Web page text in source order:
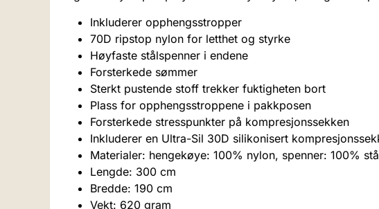
Inkluderer opphengsstropper
70D ripstop nylon for letthet og styrke
Høyfaste stålspenner i endene
Forsterkede sømmer
Sterkt pustende stoff trekker fuktigheten bort
Plass for opphengsstroppene i pakkposen
Forsterkede stresspunkter på kompresjonssekken
Inkluderer en Ultra-Sil 30D silikonisert
Materialer: hengekøye: 100% nylon, spenner: 100%
Lengde: 300 cm
Bredde: 190 cm
Vekt: 620 gram